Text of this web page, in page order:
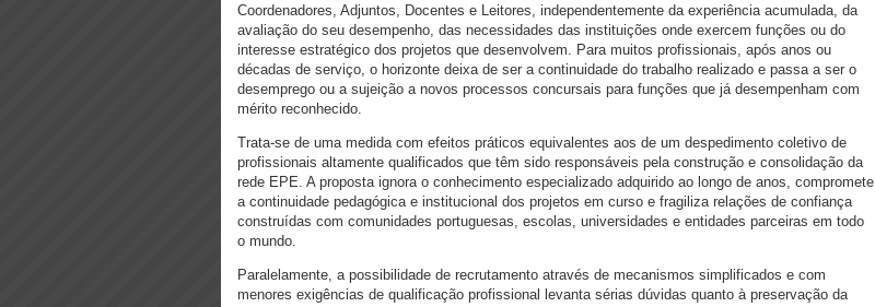
Coordenadores, Adjuntos, Docentes e Leitores, independentemente da experiência acumulada, da
avaliação do seu desempenho, das necessidades das instituições onde exercem funções ou do
interesse estratégico dos projetos que desenvolvem. Para muitos profissionais, após anos ou
décadas de serviço, o horizonte deixa de ser a continuidade do trabalho realizado e passa a ser o
desemprego ou a sujeição a novos processos concursais para funções que já desempenham com
mérito reconhecido.
Trata-se de uma medida com efeitos práticos equivalentes aos de um despedimento coletivo de
profissionais altamente qualificados que têm sido responsáveis pela construção e consolidação da
rede EPE. A proposta ignora o conhecimento especializado adquirido ao longo de anos, compromete
a continuidade pedagógica e institucional dos projetos em curso e fragiliza relações de confiança
construídas com comunidades portuguesas, escolas, universidades e entidades parceiras em todo
o mundo.
Paralelamente, a possibilidade de recrutamento através de mecanismos simplificados e com
menores exigências de qualificação profissional levanta sérias dúvidas quanto à preservação da